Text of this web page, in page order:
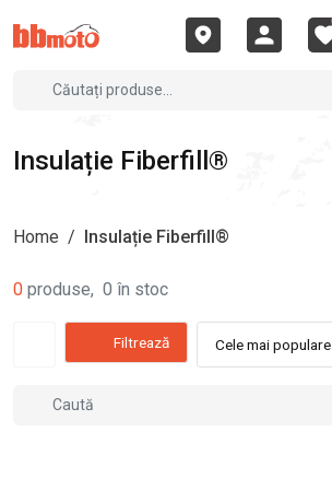
Insulație Fiberfill®
Home / Insulație Fiberfill®
0 produse, 0 în stoc
Filtrează Cele mai populare